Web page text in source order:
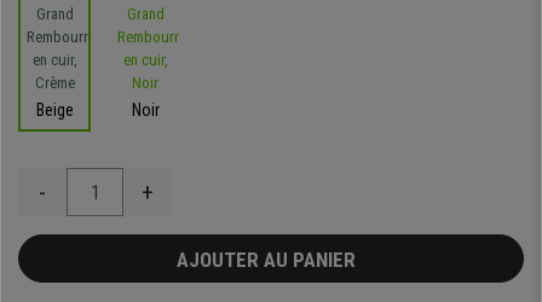
Beige Noir
- +
AJOUTER AU PANIER